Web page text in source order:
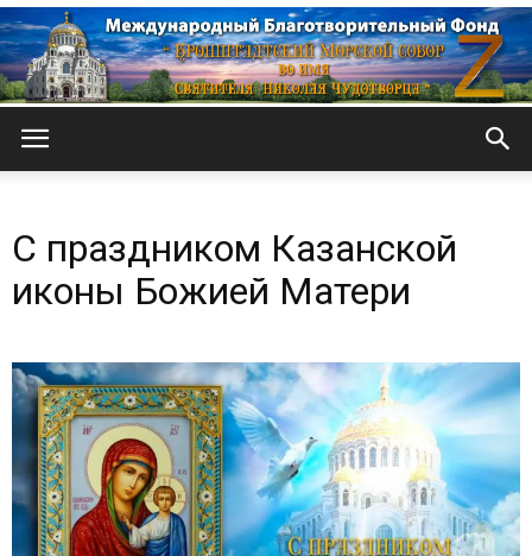
Морской
собор
С праздником Казанской
иконы Божией Матери